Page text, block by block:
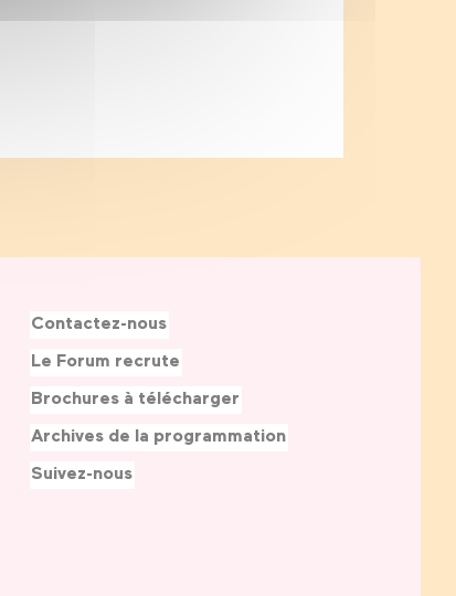
Contactez-nous
Le Forum recrute
Brochures à télécharger
Archives de la programmation
Suivez-nous